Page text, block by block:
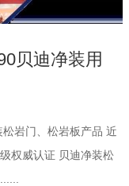
贝迪净装用
......